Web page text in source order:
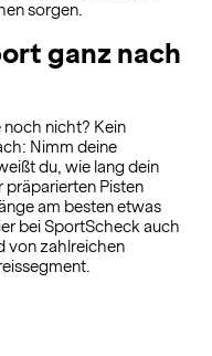
sorgen.
ganz nach
noch nicht? Kein
Nimm deine
du, wie lang dein
präparierten Pisten
am besten etwas
bei SportScheck auch
von zahlreichen